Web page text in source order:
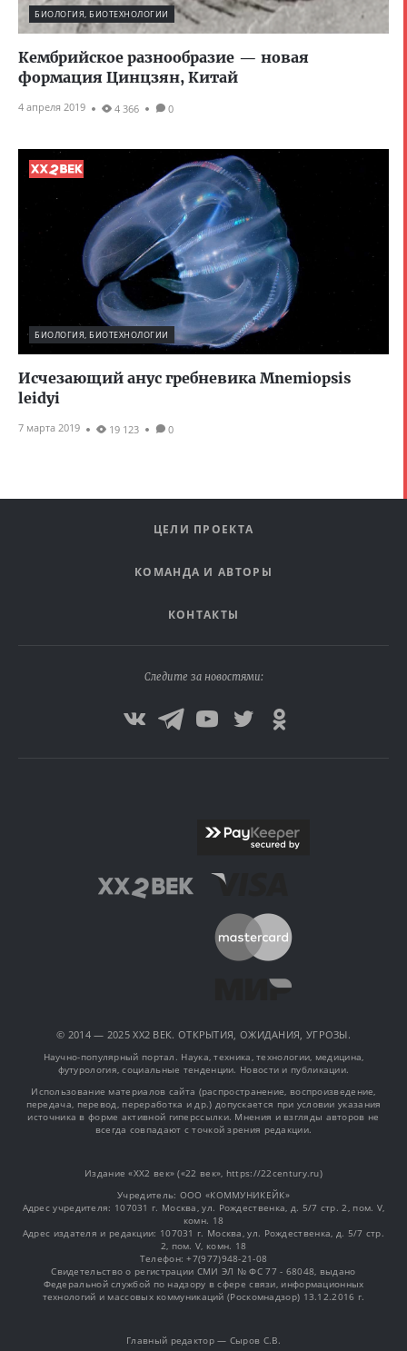
БИОЛОГИЯ, БИОТЕХНОЛОГИИ
Кембрийское разнообразие — новая
формация Цинцзян, Китай
4 апреля 2019 4 366 0
БИОЛОГИЯ, БИОТЕХНОЛОГИИ
Исчезающий анус гребневика Mnemiopsis
leidyi
7 марта 2019 19 123 0
ЦЕЛИ ПРОЕКТА
КОМАНДА И АВТОРЫ
КОНТАКТЫ
Следите за новостями:
© 2014 — 2025 XX2 ВЕК. ОТКРЫТИЯ, ОЖИДАНИЯ, УГРОЗЫ.
Научно-популярный портал. Наука, техника, технологии, медицина,
футурология, социальные тенденции. Новости и публикации.
Использование материалов сайта (распространение, воспроизведение,
передача, перевод, переработка и др.) допускается при условии указания
источника в форме активной гиперссылки. Мнения и взгляды авторов не
всегда совпадают с точкой зрения редакции.
Издание «XX2 век» («22 век», https://22century.ru)
Учредитель: OOO «КОММУНИКЕЙК»
Адрес учредителя: 107031 г. Москва, ул. Рождественка, д. 5/7 стр. 2, пом. V,
комн. 18
Адрес издателя и редакции: 107031 г. Москва, ул. Рождественка, д. 5/7 стр.
2, пом. V, комн. 18
Телефон: +7(977)948-21-08
Свидетельство о регистрации СМИ ЭЛ № ФС 77 - 68048, выдано
Федеральной службой по надзору в сфере связи, информационных
технологий и массовых коммуникаций (Роскомнадзор) 13.12.2016 г.
Главный редактор — Сыров С.В.